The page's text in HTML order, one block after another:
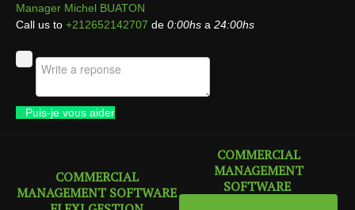
Manager Michel BUATON
Call us to +212652142707 de 0:00hs a 24:00hs
× Puis-je vous aider
COMMERCIAL
MANAGEMENT SOFTWARE
COMMERCIAL
MANAGEMENT
SOFTWARE